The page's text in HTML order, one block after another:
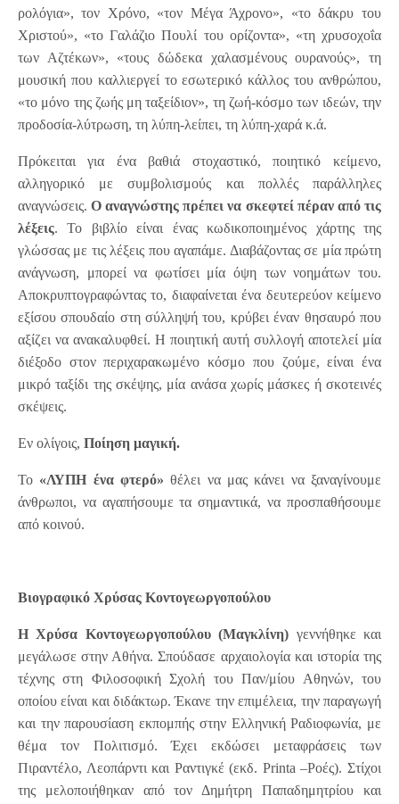
ρολόγια», τον Χρόνο, «τον Μέγα Άχρονο», «το δάκρυ του
Χριστού», «το Γαλάζιο Πουλί του ορίζοντα», «τη χρυσοχοΐα
των Αζτέκων», «τους δώδεκα χαλασμένους ουρανούς», τη
μουσική που καλλιεργεί το εσωτερικό κάλλος του ανθρώπου,
«το μόνο της ζωής μη ταξείδιον», τη ζωή-κόσμο των ιδεών, την
προδοσία-λύτρωση, τη λύπη-λείπει, τη λύπη-χαρά κ.ά.
Πρόκειται για ένα βαθιά στοχαστικό, ποιητικό κείμενο,
αλληγορικό με συμβολισμούς και πολλές παράλληλες
αναγνώσεις.Ο αναγνώστης πρέπει να σκεφτεί πέραν από τις
λέξεις. Το βιβλίο είναι ένας κωδικοποιημένος χάρτης της
γλώσσας με τις λέξεις που αγαπάμε. Διαβάζοντας σε μία πρώτη
ανάγνωση, μπορεί να φωτίσει μία όψη των νοημάτων του.
Αποκρυπτογραφώντας το, διαφαίνεται ένα δευτερεύον κείμενο
εξίσου σπουδαίο στη σύλληψή του, κρύβει έναν θησαυρό που
αξίζει να ανακαλυφθεί. Η ποιητική αυτή συλλογή αποτελεί μία
διέξοδο στον περιχαρακωμένο κόσμο που ζούμε, είναι ένα
μικρό ταξίδι της σκέψης, μία ανάσα χωρίς μάσκες ή σκοτεινές
σκέψεις.
Εν ολίγοις,Ποίηση μαγική.
Το «ΛΥΠΗ ένα φτερό»θέλει να μας κάνει να ξαναγίνουμε
άνθρωποι, να αγαπήσουμε τα σημαντικά, να προσπαθήσουμε
από κοινού.
Βιογραφικό Χρύσας Κοντογεωργοπούλου
Η Χρύσα Κοντογεωργοπούλου (Μαγκλίνη) γεννήθηκε και
μεγάλωσε στην Αθήνα. Σπούδασε αρχαιολογία και ιστορία της
τέχνης στη Φιλοσοφική Σχολή του Παν/μίου Αθηνών, του
οποίου είναι και διδάκτωρ. Έκανε την επιμέλεια, την παραγωγή
και την παρουσίαση εκπομπής στην Ελληνική Ραδιοφωνία, με
θέμα τον Πολιτισμό. Έχει εκδώσει μεταφράσεις των
Πιραντέλο, Λεοπάρντι και Ραντιγκέ (εκδ. Printa –Ροές). Στίχοι
της μελοποιήθηκαν από τον Δημήτρη Παπαδημητρίου και